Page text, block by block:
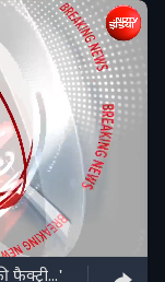
फैक्ट्री...'